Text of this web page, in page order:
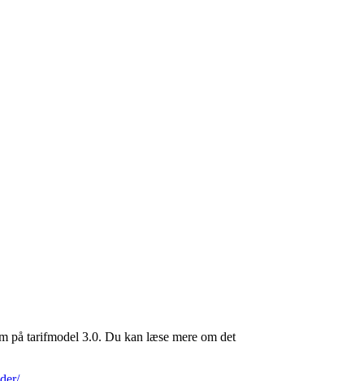
på tarifmodel 3.0. Du kan læse mere om det